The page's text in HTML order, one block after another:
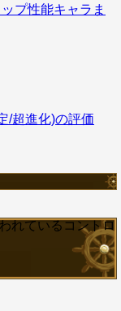
プ性能キャラま
/超進化)の評価
れているコントロ